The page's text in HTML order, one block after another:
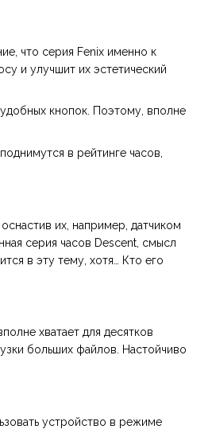
что серия Fenix именно к
и улучшит их эстетический
кнопок. Поэтому, вполне
в рейтинге часов,
их, например, датчиком
серия часов Descent, смысл
в эту тему, хотя… Кто его
хватает для десятков
больших файлов. Настойчиво
устройство в режиме